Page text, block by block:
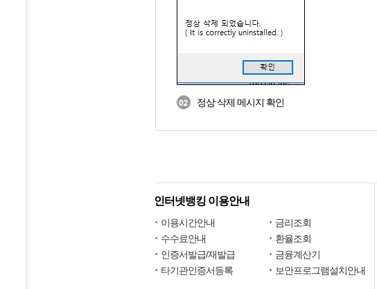
정상 삭제 메시지 확인
인터넷뱅킹 이용안내
이용시간안내
금리조회
수수료안내
환율조회
인증서발급/재발급
금융계산기
타기관인증서등록
보안프로그램설치안내